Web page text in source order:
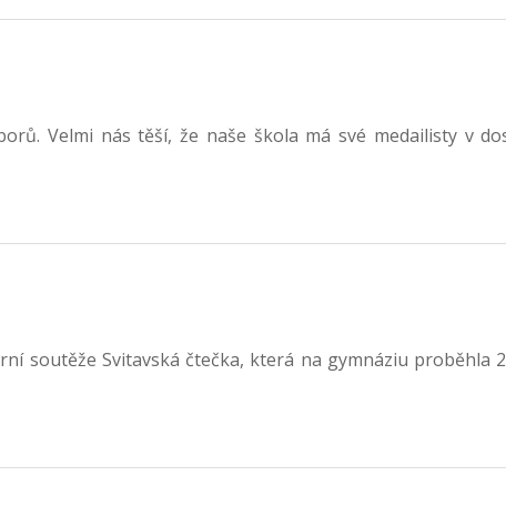
Velmi nás těší, že naše škola má své medailisty v
soutěže Svitavská čtečka, která na gymnáziu proběhla